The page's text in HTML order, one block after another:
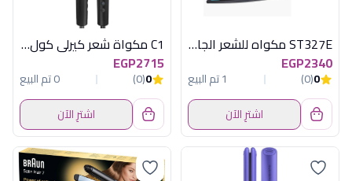
ST327E مكواه للشعر الجاف والرطب
EGP2340
0
(0)
1 تم البيع
اشترِ الآن
C1 مكواة شعر كيرلى كول اسود راش براش
EGP2715
0
(0)
0 تم البيع
اشترِ الآن